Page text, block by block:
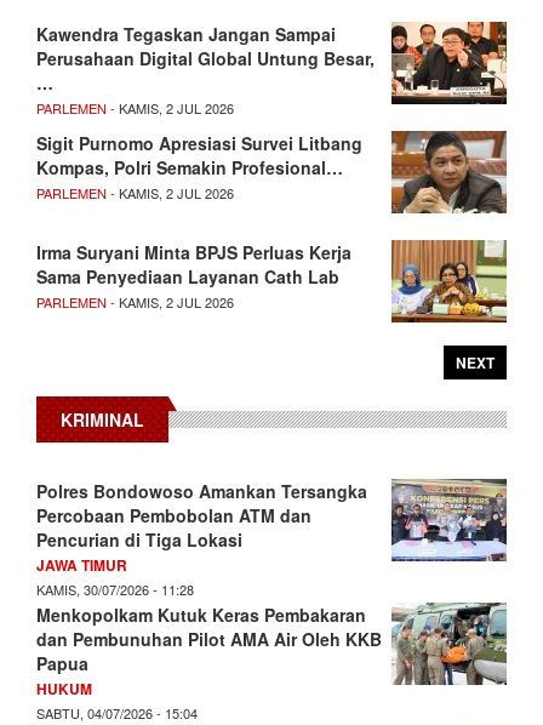
Kawendra Tegaskan Jangan Sampai
Perusahaan Digital Global Untung Besar,
…
PARLEMEN - KAMIS, 2 JUL 2026
Sigit Purnomo Apresiasi Survei Litbang
Kompas, Polri Semakin Profesional…
PARLEMEN - KAMIS, 2 JUL 2026
Irma Suryani Minta BPJS Perluas Kerja
Sama Penyediaan Layanan Cath Lab
PARLEMEN - KAMIS, 2 JUL 2026
NEXT
KRIMINAL
Polres Bondowoso Amankan Tersangka
Percobaan Pembobolan ATM dan
Pencurian di Tiga Lokasi
JAWA TIMUR
KAMIS, 30/07/2026 - 11:28
Menkopolkam Kutuk Keras Pembakaran
dan Pembunuhan Pilot AMA Air Oleh KKB
Papua
HUKUM
SABTU, 04/07/2026 - 15:04